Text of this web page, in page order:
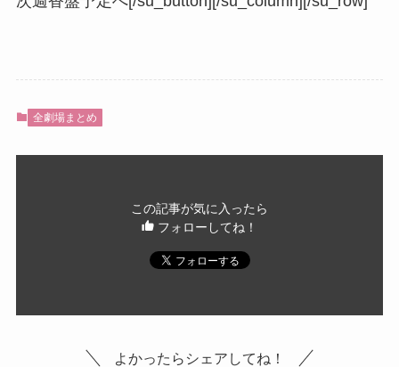
全劇場まとめ
この記事が気に入ったら
フォローしてね！
よかったらシェアしてね！